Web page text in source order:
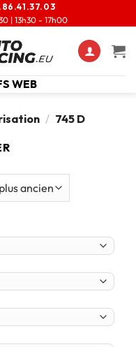
| 13h30 - 17h00
WEB
/ 745 D